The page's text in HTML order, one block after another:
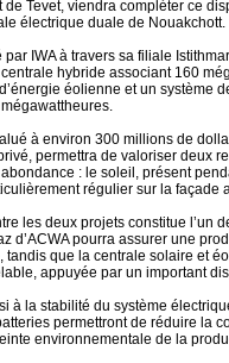
Tevet, viendra compléter ce
électrique duale de Nouakchott.
IWA à travers sa filiale
hybride associant 160
éolienne et un système
à environ 300 millions de
permettra de valoriser deux
: le soleil, présent
régulier sur la façade
les deux projets constitue l’un
d’ACWA pourra assurer une
tandis que la centrale solaire et
appuyée par un important
à la stabilité du système
permettront de réduire la
environnementale de la